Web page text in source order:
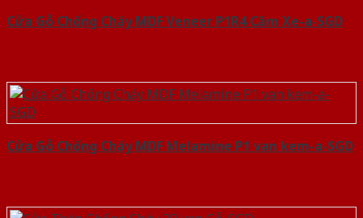
Cửa Gỗ Chống Cháy MDF Veneer P1R4 Căm Xe-a-SGD
Cửa Gỗ Chống Cháy MDF Melamine P1 van kem-a-SGD